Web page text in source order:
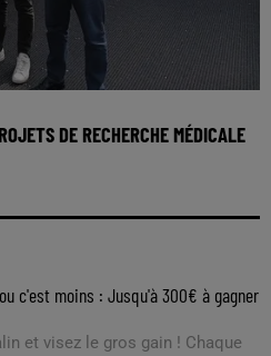
DE RECHERCHE MÉDICALE
c'est moins : Jusqu'à 300€ à gagner
et visez le gros gain ! Chaque